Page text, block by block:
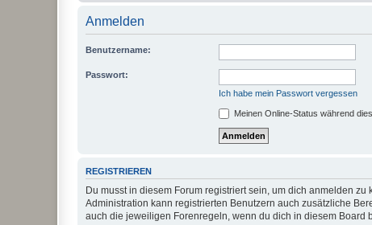
Anmelden
Benutzername:
Passwort:
Ich habe mein Passwort vergessen
Meinen Online-Status während
REGISTRIEREN
Du musst in diesem Forum registriert sein, um dich anmelden
Administration kann registrierten Benutzern auch zusätzliche
auch die jeweiligen Forenregeln, wenn du dich in diesem Board